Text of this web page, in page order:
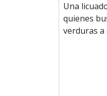
Una
quienes
verduras a